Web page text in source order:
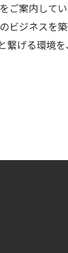
ご案内して
ビジネスを
繋げる環境